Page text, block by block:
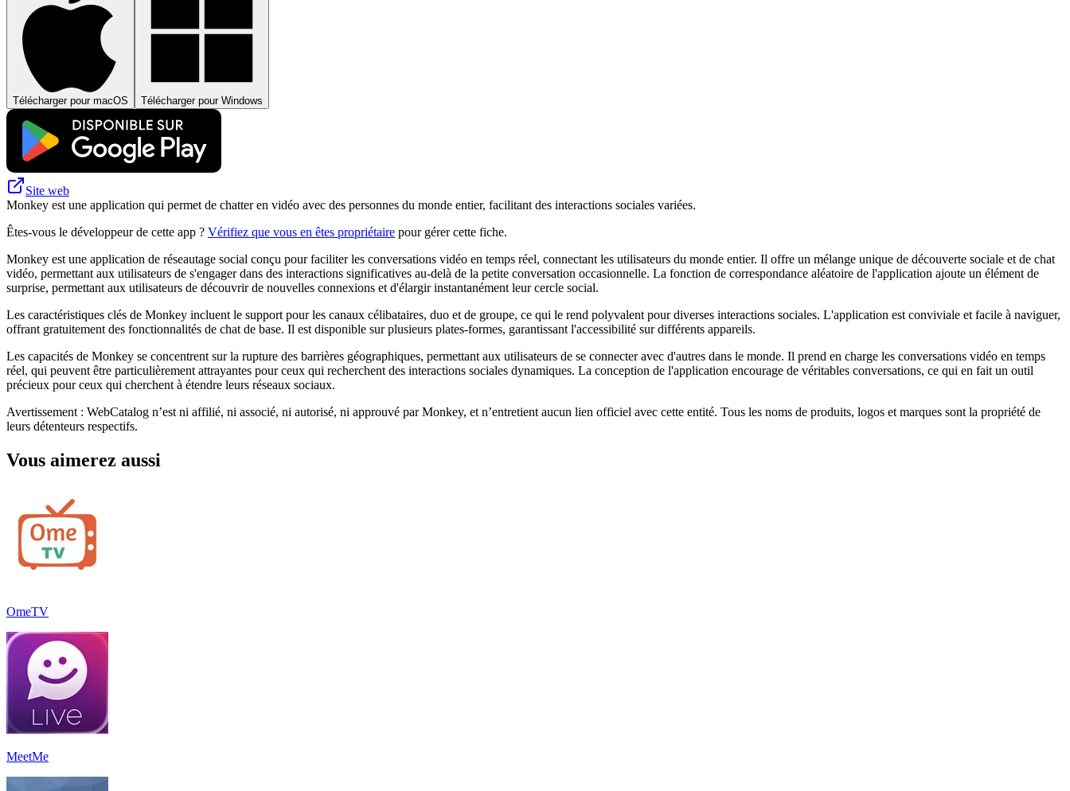
Télécharger pour macOS Télécharger pour Windows
Site web
Monkey est une application qui permet de chatter en vidéo avec des personnes du monde entier, facilitant des interactions sociales variées.
Êtes-vous le développeur de cette app ? Vérifiez que vous en êtes propriétaire pour gérer cette fiche.
Monkey est une application de réseautage social conçu pour faciliter les conversations vidéo en temps réel, connectant les utilisateurs du monde entier. Il offre un mélange unique de découverte sociale et de chat
vidéo, permettant aux utilisateurs de s'engager dans des interactions significatives au-delà de la petite conversation occasionnelle. La fonction de correspondance aléatoire de l'application ajoute un élément de
surprise, permettant aux utilisateurs de découvrir de nouvelles connexions et d'élargir instantanément leur cercle social.
Les caractéristiques clés de Monkey incluent le support pour les canaux célibataires, duo et de groupe, ce qui le rend polyvalent pour diverses interactions sociales. L'application est conviviale et facile à naviguer,
offrant gratuitement des fonctionnalités de chat de base. Il est disponible sur plusieurs plates-formes, garantissant l'accessibilité sur différents appareils.
Les capacités de Monkey se concentrent sur la rupture des barrières géographiques, permettant aux utilisateurs de se connecter avec d'autres dans le monde. Il prend en charge les conversations vidéo en temps
réel, qui peuvent être particulièrement attrayantes pour ceux qui recherchent des interactions sociales dynamiques. La conception de l'application encourage de véritables conversations, ce qui en fait un outil
précieux pour ceux qui cherchent à étendre leurs réseaux sociaux.
Avertissement : WebCatalog n’est ni affilié, ni associé, ni autorisé, ni approuvé par Monkey, et n’entretient aucun lien officiel avec cette entité. Tous les noms de produits, logos et marques sont la propriété de
leurs détenteurs respectifs.
Vous aimerez aussi
OmeTV
MeetMe